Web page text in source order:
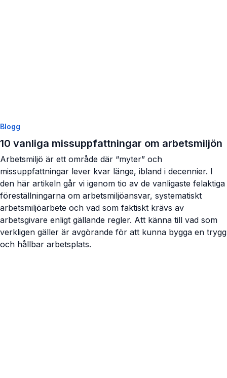
Blogg
10 vanliga missuppfattningar om arbetsmiljön
Arbetsmiljö är ett område där “myter” och
missuppfattningar lever kvar länge, ibland i decennier. I
den här artikeln går vi igenom tio av de vanligaste felaktiga
föreställningarna om arbetsmiljöansvar, systematiskt
arbetsmiljöarbete och vad som faktiskt krävs av
arbetsgivare enligt gällande regler. Att känna till vad som
verkligen gäller är avgörande för att kunna bygga en trygg
och hållbar arbetsplats.